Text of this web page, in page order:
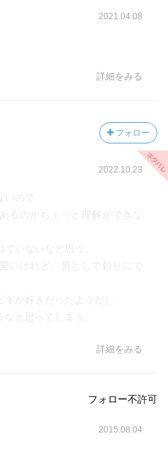
2021.04.08
詳細をみる
フォロー
2022.10.23
いので
るのかちょっと理解ができな
いないなと思う。
いけれど、男として頼りにで
キが好きだったようだし
と思ってしまう。
詳細をみる
フォロー不許可
2015.08.04